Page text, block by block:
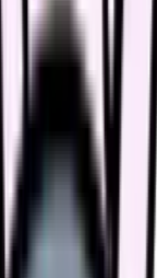
退職｜冬ボーナス・
全ガイド
× 支給率